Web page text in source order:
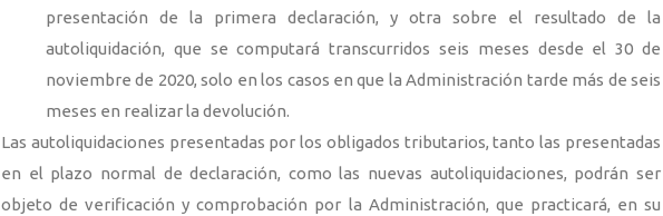
presentación de la primera declaración, y otra sobre el resultado de la
autoliquidación, que se computará transcurridos seis meses desde el 30 de
noviembre de 2020, solo en los casos en que la Administración tarde más de seis
meses en realizar la devolución.
Las autoliquidaciones presentadas por los obligados tributarios, tanto las presentadas
en el plazo normal de declaración, como las nuevas autoliquidaciones, podrán ser
objeto de verificación y comprobación por la Administración, que practicará, en su